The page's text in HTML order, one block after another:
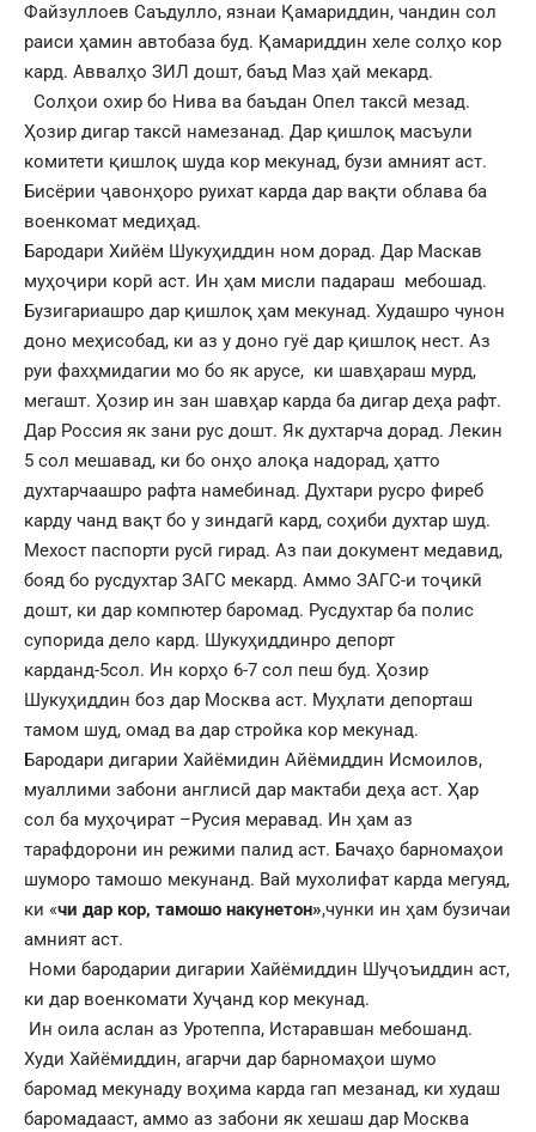
Файзуллоев Саъдулло, язнаи Қамариддин, чандин сол
раиси ҳамин автобаза буд. Қамариддин хеле солҳо кор
кард. Аввалҳо ЗИЛ дошт, баъд Маз ҳай мекард.
Солҳои охир бо Нива ва баъдан Опел таксӣ мезад.
Ҳозир дигар таксӣ намезанад. Дар қишлоқ масъули
комитети қишлоқ шуда кор мекунад, бузи амният аст.
Бисёрии ҷавонҳоро руихат карда дар вақти облава ба
военкомат медиҳад.
Бародари Хийём Шукуҳиддин ном дорад. Дар Маскав
муҳоҷири корӣ аст. Ин ҳам мисли падараш мебошад.
Бузигариашро дар қишлоқ ҳам мекунад. Худашро чунон
доно меҳисобад, ки аз у доно гуё дар қишлоқ нест. Аз
руи фахҳмидагии мо бо як арусе, ки шавҳараш мурд,
мегашт. Ҳозир ин зан шавҳар карда ба дигар деҳа рафт.
Дар Россия як зани рус дошт. Як духтарча дорад. Лекин
5 сол мешавад, ки бо онҳо алоқа надорад, ҳатто
духтарчаашро рафта намебинад. Духтари русро фиреб
карду чанд вақт бо у зиндагӣ кард, соҳиби духтар шуд.
Мехост паспорти русӣ гирад. Аз паи документ медавид,
бояд бо русдухтар ЗАГС мекард. Аммо ЗАГС-и тоҷикӣ
дошт, ки дар компютер баромад. Русдухтар ба полис
супорида дело кард. Шукуҳиддинро депорт
карданд-5сол. Ин корҳо 6-7 сол пеш буд. Ҳозир
Шукуҳиддин боз дар Москва аст. Муҳлати депорташ
тамом шуд, омад ва дар стройка кор мекунад.
Бародари дигарии Хайёмидин Айёмиддин Исмоилов,
муаллими забони англисӣ дар мактаби деҳа аст. Ҳар
сол ба муҳоҷират –Русия меравад. Ин ҳам аз
тарафдорони ин режими палид аст. Бачаҳо барномаҳои
шуморо тамошо мекунанд. Вай мухолифат карда мегуяд,
ки «чи дар кор, тамошо накунетон»,чунки ин ҳам бузичаи
амният аст.
Номи бародарии дигарии Хайёмиддин Шуҷоъиддин аст,
ки дар военкомати Хуҷанд кор мекунад.
Ин оила аслан аз Уротеппа, Истаравшан мебошанд.
Худи Хайёмиддин, агарчи дар барномаҳои шумо
баромад мекунаду воҳима карда гап мезанад, ки худаш
баромадааст, аммо аз забони як хешаш дар Москва